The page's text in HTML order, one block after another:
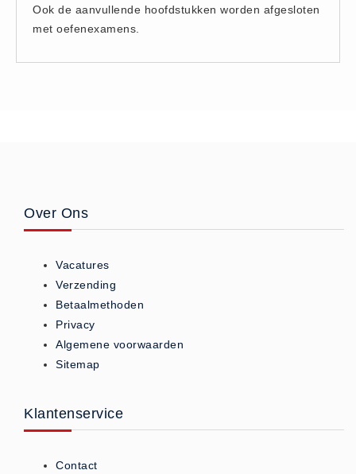
BHV middelen
BHV kasten (0)
Brandmelders
Rookmelders (8)
Brandmelders - Algemeen (1)
Brandvertragend
Brandwondmaterialen
Algemeen (9)
Ook de aanvullende hoofdstukken worden afgesloten
met oefenexamens.
Over Ons
Vacatures
Verzending
Betaalmethoden
Privacy
Algemene voorwaarden
Sitemap
Klantenservice
Contact